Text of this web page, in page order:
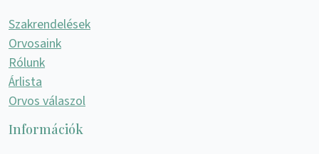
Szakrendelések
Orvosaink
Rólunk
Árlista
Orvos válaszol
Információk